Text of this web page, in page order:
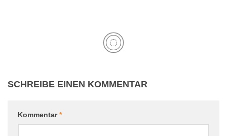
SCHREIBE EINEN KOMMENTAR
Kommentar*